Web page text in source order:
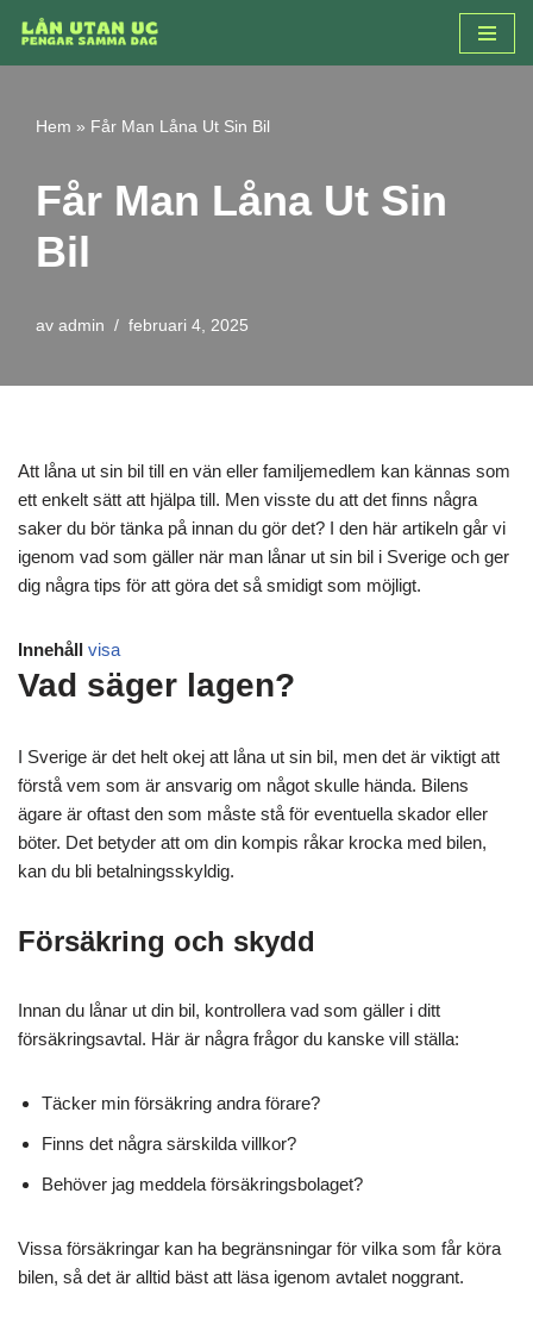
Hoppa
innehåll
Hem » Får Man Låna Ut Sin Bil
Får Man Låna Ut Sin
Bil
av admin februari 4, 2025
Att låna ut sin bil till en vän eller familjemedlem kan kännas som
ett enkelt sätt att hjälpa till. Men visste du att det finns några
saker du bör tänka på innan du gör det? I den här artikeln går vi
igenom vad som gäller när man lånar ut sin bil i Sverige och ger
dig några tips för att göra det så smidigt som möjligt.
Innehåll visa
Vad säger lagen?
I Sverige är det helt okej att låna ut sin bil, men det är viktigt att
förstå vem som är ansvarig om något skulle hända. Bilens
ägare är oftast den som måste stå för eventuella skador eller
böter. Det betyder att om din kompis råkar krocka med bilen,
kan du bli betalningsskyldig.
Försäkring och skydd
Innan du lånar ut din bil, kontrollera vad som gäller i ditt
försäkringsavtal. Här är några frågor du kanske vill ställa:
Täcker min försäkring andra förare?
Finns det några särskilda villkor?
Behöver jag meddela försäkringsbolaget?
Vissa försäkringar kan ha begränsningar för vilka som får köra
bilen, så det är alltid bäst att läsa igenom avtalet noggrant.